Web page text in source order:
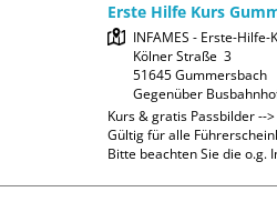
Erste Hilfe Kurs
INFAMES - Erste-Hilfe-
Kölner Straße  3
51645 Gummersbach
Gegenüber
Kurs & gratis Passbilder --
Gültig für alle
Bitte beachten Sie die o.g.